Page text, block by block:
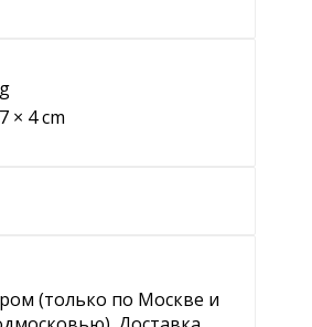
× 4 cm
(только по Москве и